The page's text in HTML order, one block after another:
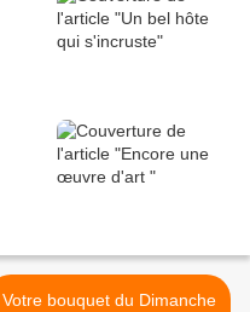
Votre bouquet du Dimanche